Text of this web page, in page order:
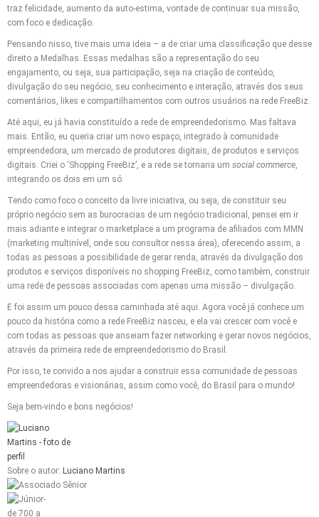
traz felicidade, aumento da auto-estima, vontade de continuar sua missão,
com foco e dedicação.
Pensando nisso, tive mais uma ideia – a de criar uma classificação que desse
direito a Medalhas. Essas medalhas são a representação do seu
engajamento, ou seja, sua participação, seja na criação de conteúdo,
divulgação do seu negócio, seu conhecimento e interação, através dos seus
comentários, likes e compartilhamentos com outros usuários na rede FreeBiz.
Até aqui, eu já havia constituído a rede de empreendedorismo. Mas faltava
mais. Então, eu queria criar um novo espaço, integrado à comunidade
empreendedora, um mercado de produtores digitais, de produtos e serviços
digitais. Criei o ‘Shopping FreeBiz’, e a rede se tornaria um social commerce,
integrando os dois em um só.
Tendo como foco o conceito da livre iniciativa, ou seja, de constituir seu
próprio negócio sem as burocracias de um negócio tradicional, pensei em ir
mais adiante e integrar o marketplace a um programa de afiliados com MMN
(marketing multinível, onde sou consultor nessa área), oferecendo assim, a
todas as pessoas a possibilidade de gerar renda, através da divulgação dos
produtos e serviços disponíveis no shopping FreeBiz, como também, construir
uma rede de pessoas associadas com apenas uma missão – divulgação.
E foi assim um pouco dessa caminhada até aqui. Agora você já conhece um
pouco da história como a rede FreeBiz nasceu, e ela vai crescer com você e
com todas as pessoas que anseiam fazer networking e gerar novos negócios,
através da primeira rede de empreendedorismo do Brasil.
Por isso, te convido a nos ajudar a construir essa comunidade de pessoas
empreendedoras e visionárias, assim como você, do Brasil para o mundo!
Seja bem-vindo e bons negócios!
Sobre o autor: Luciano Martins